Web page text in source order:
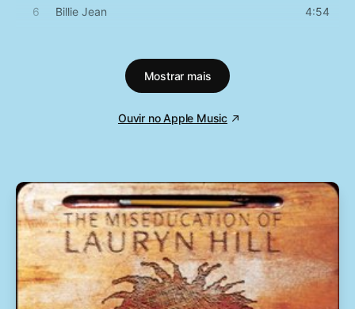
6 Billie Jean 4:54
P.Y.T. (Pretty Young Thing)
The Lady in My Life
Mostrar mais
Ouvir no Apple Music